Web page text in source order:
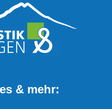
& mehr: